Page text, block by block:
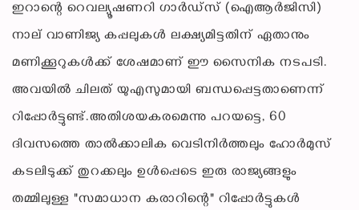
ഇറാന്റെ റെവല്യൂഷണറി ഗാർഡ്സ് (ഐആർജിസി)
നാല് വാണിജ്യ കപ്പലുകൾ ലക്ഷ്യമിട്ടതിന് ഏതാനും
മണിക്കൂറുകൾക്ക് ശേഷമാണ് ഈ സൈനിക നടപടി.
അവയിൽ ചിലത് യുഎസുമായി ബന്ധപ്പെട്ടതാണെന്ന്
റിപ്പോർട്ടുണ്ട്.അതിശയകരമെന്നു പറയട്ടെ, 60
ദിവസത്തെ താൽക്കാലിക വെടിനിർത്തലും ഹോർമുസ്
കടലിടുക്ക് തുറക്കലും ഉൾപ്പെടെ ഇരു രാജ്യങ്ങളും
തമ്മിലുള്ള "സമാധാന കരാറിന്റെ" റിപ്പോർട്ടുകൾ